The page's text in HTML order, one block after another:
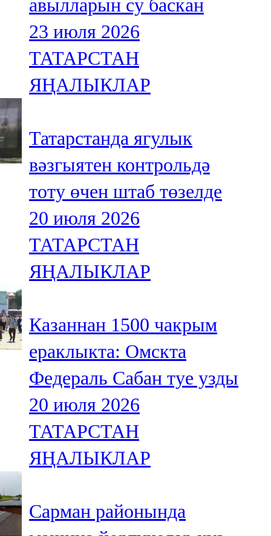
авылларын су баскан
23 июля 2026
ТАТАРСТАН
ЯҢАЛЫКЛАР
Татарстанда ягулык
вәзгыятен контрольдә
тоту өчен штаб төзелде
20 июля 2026
ТАТАРСТАН
ЯҢАЛЫКЛАР
Казаннан 1500 чакрым
ераклыкта: Омскта
Федераль Сабан туе узды
20 июля 2026
ТАТАРСТАН
ЯҢАЛЫКЛАР
Сарман районында